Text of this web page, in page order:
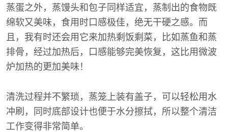
蒸蛋之外，蒸馒头和包子同样适宜，蒸制出的食物既
绵软又美味，食用时口感极佳，绝无干硬之感。而
且，我有时还会用它来加热剩饭剩菜，比如蒸鱼和蒸
排骨，经过加热后，口感能够完美恢复，这比用微波
炉加热的更加美味！
清洗过程并不繁琐，蒸笼上装有盖子，可以轻松用水
冲刷，同时底部设计也便于水分擦拭，所以整个清洁
工作变得非常简单。